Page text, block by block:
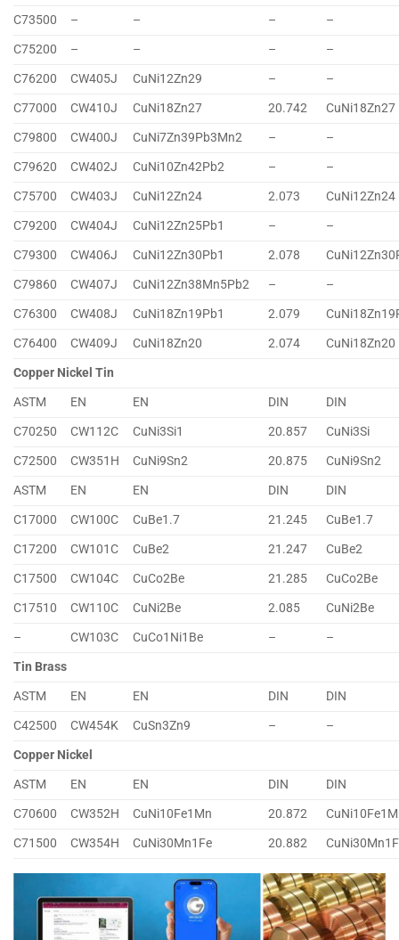
C73500
– – –
–
C75200
– – –
–
C76200
CW405J CuNi12Zn29 –
–
C77000
CW410J CuNi18Zn27 20.742
CuNi18Zn27
C79800
CW400J CuNi7Zn39Pb3Mn2 –
–
C79620
CW402J CuNi10Zn42Pb2 –
–
C75700
CW403J CuNi12Zn24 2.073
CuNi12Zn24
C79200
CW404J CuNi12Zn25Pb1 –
–
C79300
CW406J CuNi12Zn30Pb1 2.078
C79860
CW407J CuNi12Zn38Mn5Pb2 –
–
C76300
CW408J CuNi18Zn19Pb1 2.079
C76400
CW409J CuNi18Zn20 2.074
CuNi18Zn20
Copper Nickel Tin
ASTM
EN EN DIN
DIN
C70250
CW112C CuNi3Si1 20.857
CuNi3Si
C72500
CW351H CuNi9Sn2 20.875
CuNi9Sn2
ASTM
EN EN DIN
DIN
C17000
CW100C CuBe1.7 21.245
CuBe1.7
C17200
CW101C CuBe2 21.247
CuBe2
C17500
CW104C CuCo2Be 21.285
CuCo2Be
C17510
CW110C CuNi2Be 2.085
CuNi2Be
–
CW103C CuCo1Ni1Be –
–
Tin Brass
ASTM
EN EN DIN
DIN
C42500
CW454K CuSn3Zn9 –
–
Copper Nickel
ASTM
EN EN DIN
DIN
C70600
CW352H CuNi10Fe1Mn 20.872
C71500
CW354H CuNi30Mn1Fe 20.882